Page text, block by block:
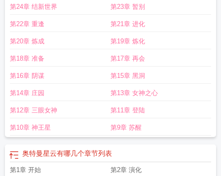
第24章 结新世界 第23章 暂别
第22章 重逢 第21章 进化
第20章 炼成 第19章 炼化
第18章 准备 第17章 再会
第16章 阴谋 第15章 黑洞
第14章 庄园 第13章 女神之心
第12章 三眼女神 第11章 登陆
第10章 神王星 第9章 苏醒
奥特曼星云有哪几个章节列表
第1章 开始 第2章 演化